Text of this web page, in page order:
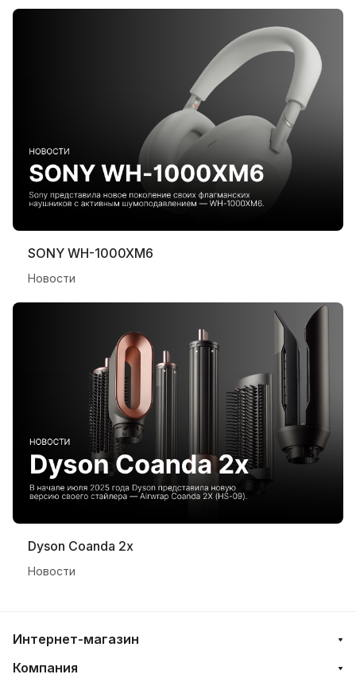
SONY WH-1000XM6
Новости
Dyson Coanda 2x
Новости
Интернет-магазин
Компания